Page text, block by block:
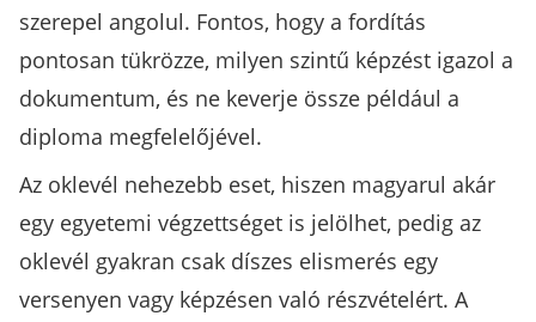
szerepel angolul. Fontos, hogy a fordítás
pontosan tükrözze, milyen szintű képzést igazol a
dokumentum, és ne keverje össze például a
diploma megfelelőjével.
Az oklevél nehezebb eset, hiszen magyarul akár
egy egyetemi végzettséget is jelölhet, pedig az
oklevél gyakran csak díszes elismerés egy
versenyen vagy képzésen való részvételért. A